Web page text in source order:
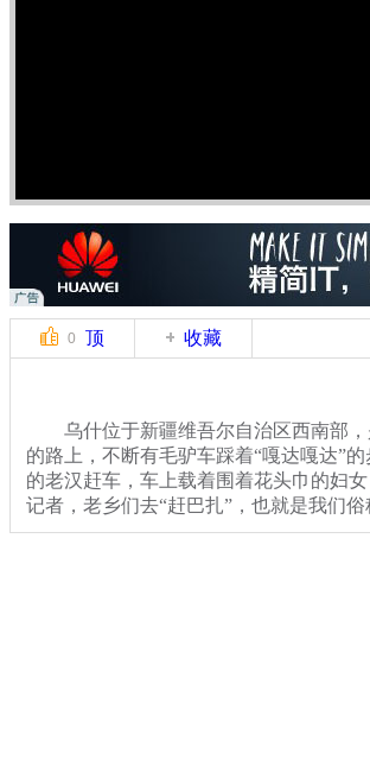
0 顶 收藏
乌什位于新疆维吾尔自治区西南部，
的路上，不断有毛驴车踩着“嘎达嘎达”
的老汉赶车，车上载着围着花头巾的妇
记者，老乡们去“赶巴扎”，也就是我们俗